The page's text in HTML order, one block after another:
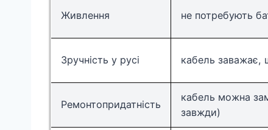
Живлення не потребують
Зручність у русі кабель заважає,
Ремонтопридатність
кабель можна
завжди)